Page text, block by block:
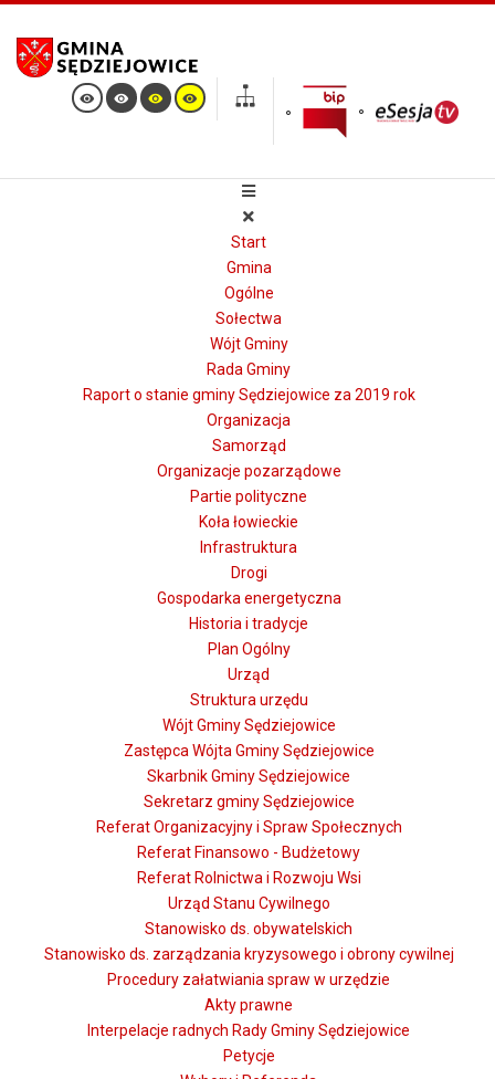
Start
Gmina
Ogólne
Sołectwa
Wójt Gminy
Rada Gminy
Raport o stanie gminy Sędziejowice za 2019 rok
Organizacja
Samorząd
Organizacje pozarządowe
Partie polityczne
Koła łowieckie
Infrastruktura
Drogi
Gospodarka energetyczna
Historia i tradycje
Plan Ogólny
Urząd
Struktura urzędu
Wójt Gminy Sędziejowice
Zastępca Wójta Gminy Sędziejowice
Skarbnik Gminy Sędziejowice
Sekretarz gminy Sędziejowice
Referat Organizacyjny i Spraw Społecznych
Referat Finansowo - Budżetowy
Referat Rolnictwa i Rozwoju Wsi
Urząd Stanu Cywilnego
Stanowisko ds. obywatelskich
Stanowisko ds. zarządzania kryzysowego i obrony cywilnej
Procedury załatwiania spraw w urzędzie
Akty prawne
Interpelacje radnych Rady Gminy Sędziejowice
Petycje